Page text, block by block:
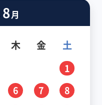
8月
木 金 土
1
6 7
8